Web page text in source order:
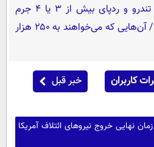
گفته‌های یک روحانی تندرو و ردپای بیش از ۳ یا ۴ جرم
جدی امنیتی و کیفری / آن‌هایی که می‌خواهند به ۲۵۰ هزار
کاربران خبر قبل
زمان نهایی خروج نیروهای ائتلاف آمریکا